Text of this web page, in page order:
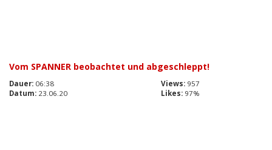
Vom SPANNER beobachtet und abgeschleppt!
Dauer: 06:38 Views: 957
Datum: 23.06.20 Likes: 97%